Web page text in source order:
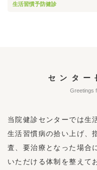
生活習慣予防健診
センター
Greetings
当院健診センターでは生
生活習慣病の拾い上げ、
査、要治療となった場合
いただける体制を整えて